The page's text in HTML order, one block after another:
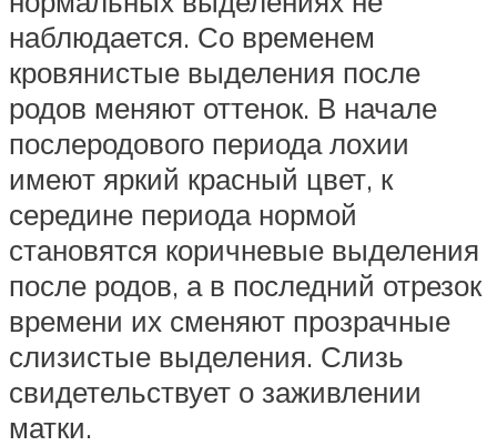
наблюдается. Со временем
кровянистые выделения после
родов меняют оттенок. В начале
послеродового периода лохии
имеют яркий красный цвет, к
середине периода нормой
становятся коричневые выделения
после родов, а в последний отрезок
времени их сменяют прозрачные
слизистые выделения. Слизь
свидетельствует о заживлении
матки.